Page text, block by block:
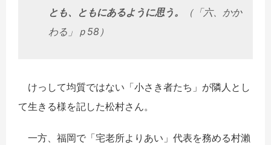
とも、ともにあるように思う。
（「六、かか
わる」ｐ58）
けっして均質ではない「小さき者たち」が隣人とし
て生きる様を記した松村さん。
一方、福岡で「宅老所よりあい」代表を務める村瀨